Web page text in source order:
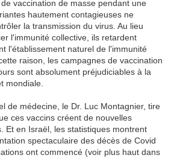
de vaccination de masse pendant une
hautement contagieuses ne
la transmission du virus. Au lieu
l'immunité collective, ils retardent
l'établissement naturel de l'immunité
raison, les campagnes de vaccination
sont absolument préjudiciables à la
mondiale.
de médecine, le Dr. Luc Montagnier, tire
ces vaccins créent de nouvelles
Et en Israël, les statistiques montrent
spectaculaire des décès de Covid
ont commencé (voir plus haut dans